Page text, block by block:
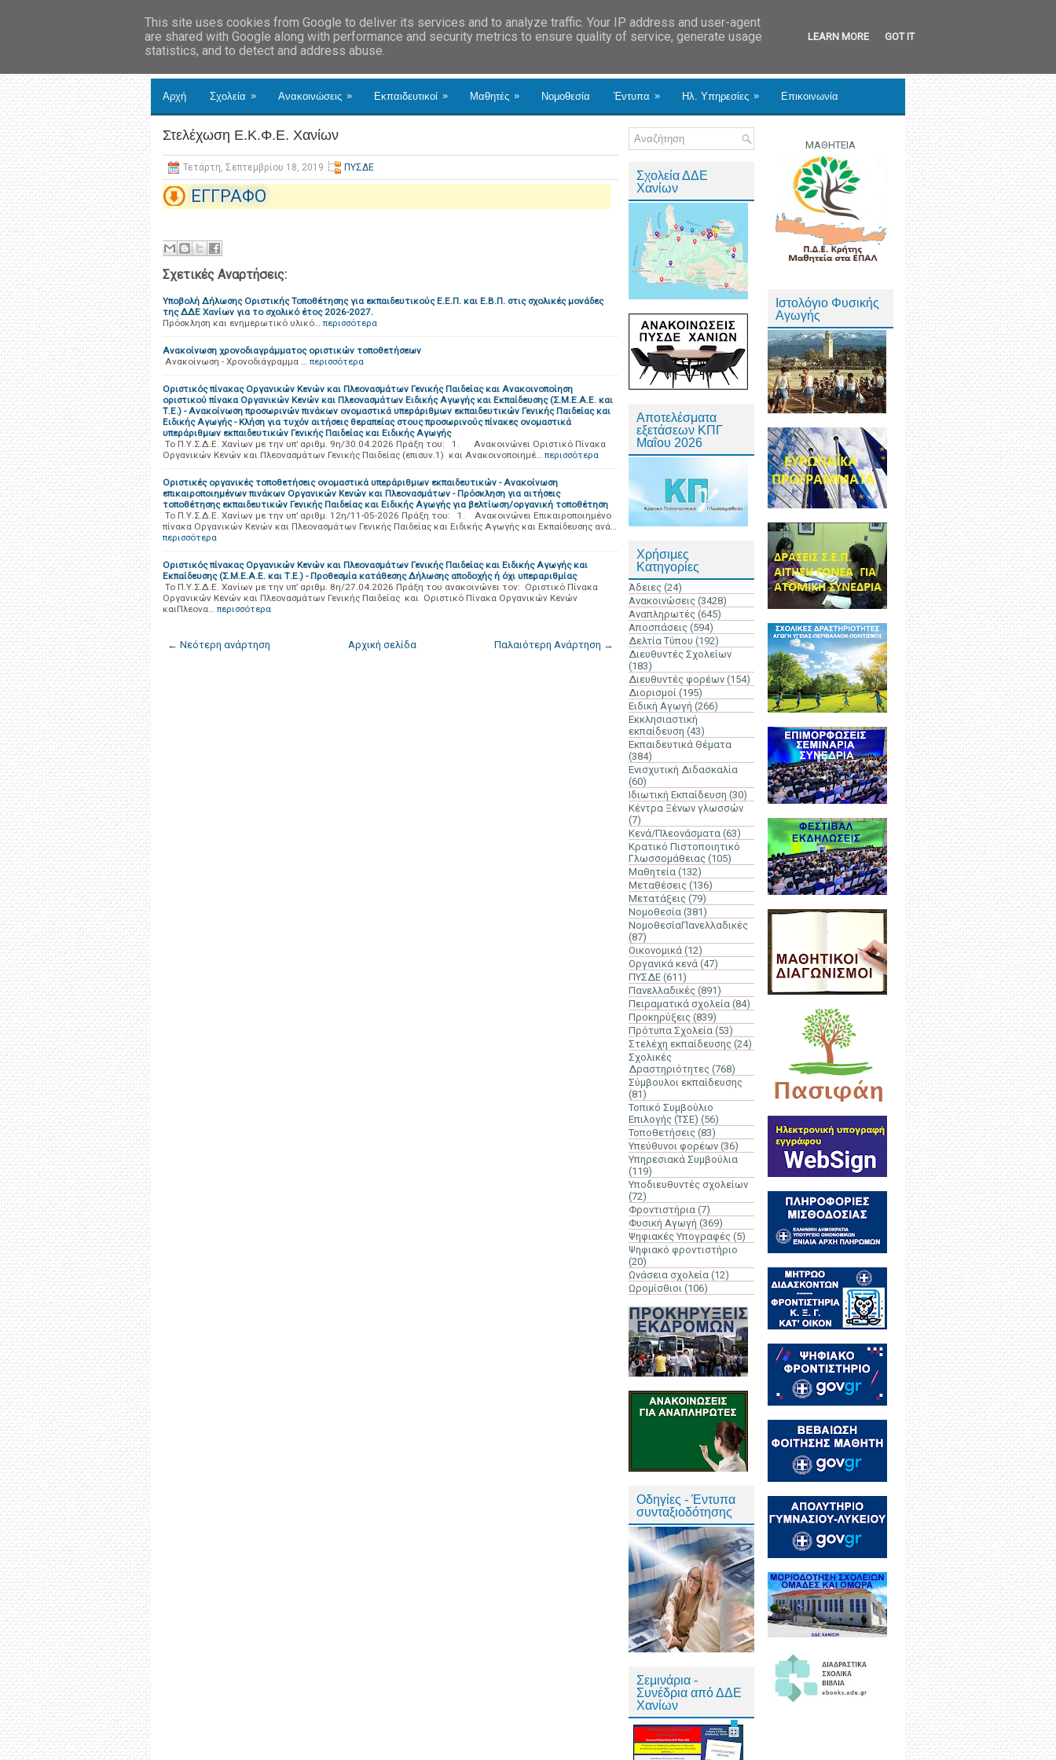
Αρχή Σχολεία » Ανακοινώσεις » Εκπαιδευτικοί » Μαθητές » Νομοθεσία Έντυπα » Ηλ. Υπηρεσίες » Επικοινωνία
Στελέχωση Ε.Κ.Φ.Ε. Χανίων
Τετάρτη, Σεπτεμβρίου 18, 2019 ΠΥΣΔΕ
ΕΓΓΡΑΦΟ
Σχετικές Αναρτήσεις:
Yποβολή Δήλωσης Οριστικής Τοποθέτησης για εκπαιδευτικούς Ε.Ε.Π. και Ε.Β.Π. στις σχολικές μονάδες
της ΔΔΕ Χανίων για το σχολικό έτος 2026-2027.
Πρόσκληση και ενημερωτικό υλικό… περισσότερα
Ανακοίνωση χρονοδιαγράμματος οριστικών τοποθετήσεων
Ανακοίνωση - Χρονοδιάγραμμα … περισσότερα
Οριστικός πίνακας Οργανικών Κενών και Πλεονασμάτων Γενικής Παιδείας και Ανακοινοποίηση
οριστικού πίνακα Οργανικών Κενών και Πλεονασμάτων Ειδικής Αγωγής και Εκπαίδευσης (Σ.Μ.Ε.Α.Ε. και
Τ.Ε.) - Ανακοίνωση προσωρινών πινάκων ονομαστικά υπεράριθμων εκπαιδευτικών Γενικής Παιδείας και
Ειδικής Αγωγής - Κλήση για τυχόν αιτήσεις θεραπείας στους προσωρινούς πίνακες ονομαστικά
υπεράριθμων εκπαιδευτικών Γενικής Παιδείας και Ειδικής Αγωγής
Το Π.Υ.Σ.Δ.Ε. Χανίων με την υπ’ αριθμ. 9η/30.04.2026 Πράξη του: 1. Ανακοινώνει Οριστικό Πίνακα
Οργανικών Κενών και Πλεονασμάτων Γενικής Παιδείας (επισυν.1) και Ανακοινοποιημέ… περισσότερα
Oριστικές οργανικές τοποθετήσεις ονομαστικά υπεράριθμων εκπαιδευτικών - Ανακοίνωση
επικαιροποιημένων πινάκων Οργανικών Κενών και Πλεονασμάτων - Πρόσκληση για αιτήσεις
τοποθέτησης εκπαιδευτικών Γενικής Παιδείας και Ειδικής Αγωγής για βελτίωση/οργανική τοποθέτηση
Το Π.Υ.Σ.Δ.Ε. Χανίων με την υπ’ αριθμ. 12η/11-05-2026 Πράξη του: 1. Ανακοινώνει Επικαιροποιημένο
πίνακα Οργανικών Κενών και Πλεονασμάτων Γενικής Παιδείας και Ειδικής Αγωγής και Εκπαίδευσης ανά…
περισσότερα
Οριστικός πίνακας Οργανικών Κενών και Πλεονασμάτων Γενικής Παιδείας και Ειδικής Αγωγής και
Εκπαίδευσης (Σ.Μ.Ε.Α.Ε. και Τ.Ε.) - Προθεσμία κατάθεσης Δήλωσης αποδοχής ή όχι υπεραριθμίας
Το Π.Υ.Σ.Δ.Ε. Χανίων με την υπ’ αριθμ. 8η/27.04.2026 Πράξη του ανακοινώνει τον: Οριστικό Πίνακα
Οργανικών Κενών και Πλεονασμάτων Γενικής Παιδείας και Οριστικό Πίνακα Οργανικών Κενών
καιΠλεονα… περισσότερα
← Νεότερη ανάρτηση Παλαιότερη Ανάρτηση →
Αρχική σελίδα
Σχολεία ΔΔΕ
Χανίων
Αποτελέσματα
εξετάσεων ΚΠΓ
Μαΐου 2026
Χρήσιμες
Κατηγορίες
Άδειες (24)
Ανακοινώσεις (3428)
Αναπληρωτές (645)
Αποσπάσεις (594)
Δελτία Τύπου (192)
Διευθυντές Σχολείων
(183)
Διευθυντές φορέων (154)
Διορισμοί (195)
Ειδική Αγωγή (266)
Εκκλησιαστική
εκπαίδευση (43)
Εκπαιδευτικά Θέματα
(384)
Ενισχυτική Διδασκαλία
(60)
Ιδιωτική Εκπαίδευση (30)
Κέντρα Ξένων γλωσσών
(7)
Κενά/Πλεονάσματα (63)
Κρατικό Πιστοποιητικό
Γλωσσομάθειας (105)
Μαθητεία (132)
Μεταθέσεις (136)
Μετατάξεις (79)
Νομοθεσία (381)
ΝομοθεσίαΠανελλαδικές
(87)
Οικονομικά (12)
Οργανικά κενά (47)
ΠΥΣΔΕ (611)
Πανελλαδικές (891)
Πειραματικά σχολεία (84)
Προκηρύξεις (839)
Πρότυπα Σχολεία (53)
Στελέχη εκπαίδευσης (24)
Σχολικές
Δραστηριότητες (768)
Σύμβουλοι εκπαίδευσης
(81)
Τοπικό Συμβούλιο
Επιλογής (ΤΣΕ) (56)
Τοποθετήσεις (83)
Υπεύθυνοι φορέων (36)
Υπηρεσιακά Συμβούλια
(119)
Υποδιευθυντές σχολείων
(72)
Φροντιστήρια (7)
Φυσική Αγωγή (369)
Ψηφιακές Υπογραφές (5)
Ψηφιακό φροντιστήριο
(20)
Ωνάσεια σχολεία (12)
Ωρομίσθιοι (106)
Οδηγίες - Έντυπα
συνταξιοδότησης
Σεμινάρια -
Συνέδρια από ΔΔΕ
Χανίων
ΜΑΘΗΤΕΙΑ
Ιστολόγιο Φυσικής
Αγωγής
This site uses cookies from Google to deliver its services and to analyze traffic. Your IP address and user-agent
are shared with Google along with performance and security metrics to ensure quality of service, generate usage
statistics, and to detect and address abuse.
LEARN MORE GOT IT